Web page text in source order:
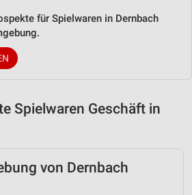
für Spielwaren in Dernbach
Spielwaren Geschäft in
von Dernbach